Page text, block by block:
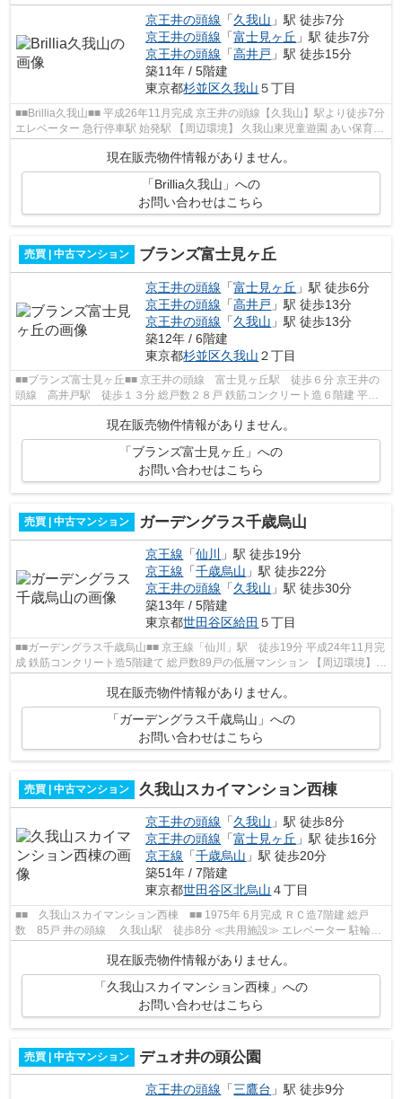
京王井の頭線 「久我山 」駅 徒歩7分
京王井の頭線 「富士見ヶ丘 」駅 徒歩7分
京王井の頭線 「高井戸 」駅 徒歩15分
築11年 / 5階建
東京都杉並区久我山 ５丁目
■■Brillia久我山■■ 平成26年11月完成 京王井の頭線【久我山】駅より徒歩7分
エレベーター 急行停車駅 始発駅 【周辺環境】 久我山東児童遊園 あい保育園
久我山 杉並区立久我山小学校
現在販売物件情報がありません。
「Brillia久我山」への
お問い合わせはこちら
売買 | 中古マンション ブランズ富士見ヶ丘
京王井の頭線 「富士見ヶ丘 」駅 徒歩6分
京王井の頭線 「高井戸 」駅 徒歩13分
京王井の頭線 「久我山 」駅 徒歩13分
築12年 / 6階建
東京都杉並区久我山 ２丁目
■■ブランズ富士見ヶ丘■■ 京王井の頭線 富士見ヶ丘駅 徒歩６分 京王井の
頭線 高井戸駅 徒歩１３分 総戸数２８戸 鉄筋コンクリート造６階建 平成
現在販売物件情報がありません。
「ブランズ富士見ヶ丘」への
お問い合わせはこちら
売買 | 中古マンション ガーデングラス千歳烏山
京王線 「仙川
」駅 徒歩19分
京王線 「千歳烏山 」駅 徒歩22分
京王井の頭線 「久我山 」駅 徒歩30分
築13年 / 5階建
東京都世田谷区給田 ５丁目
■■ガーデングラス千歳烏山■■ 京王線「仙川」駅 徒歩19分 平成24年11月完
成 鉄筋コンクリート造5階建て 総戸数89戸の低層マンション 【周辺環境】
現在販売物件情報がありません。
「ガーデングラス千歳烏山」への
お問い合わせはこちら
売買 | 中古マンション 久我山スカイマンション西棟
京王井の頭線 「久我山 」駅 徒歩8分
京王井の頭線 「富士見ヶ丘 」駅 徒歩16分
京王線 「千歳烏山 」駅 徒歩20分
築51年 / 7階建
東京都世田谷区北烏山 ４丁目
■■ 久我山スカイマンション西棟 ■■ 1975年 6月完成 ＲＣ造7階建 総戸
数 85戸 井の頭線 久我山駅 徒歩8分 ≪共用施設≫ エレベーター 駐輪
場・駐車場 ≪周辺情報≫ 久我山病院 北...
現在販売物件情報がありません。
「久我山スカイマンション西棟」への
お問い合わせはこちら
売買 | 中古マンション デュオ井の頭公園
京王井の頭線 「三鷹台 」駅 徒歩9分